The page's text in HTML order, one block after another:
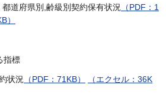
府県別,齢級別契約保有状況 （PDF：1
）
標
況 （PDF：71KB）
（エクセル：36K